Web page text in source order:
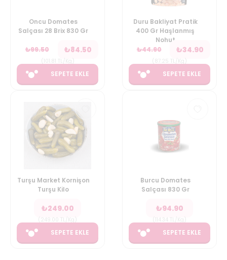
Oncu Domates
Salçası 28 Brix 830 Gr
₺99.50 ₺84.50
SEPETE EKLE
Duru Bakliyat Pratik
400 Gr Haşlanmış
Nohut
₺44.90 ₺34.90
SEPETE EKLE
Turşu Market Kornişon
Turşu Kilo
₺249.00
SEPETE EKLE
Burcu Domates
Salçası 830 Gr
₺94.90
SEPETE EKLE